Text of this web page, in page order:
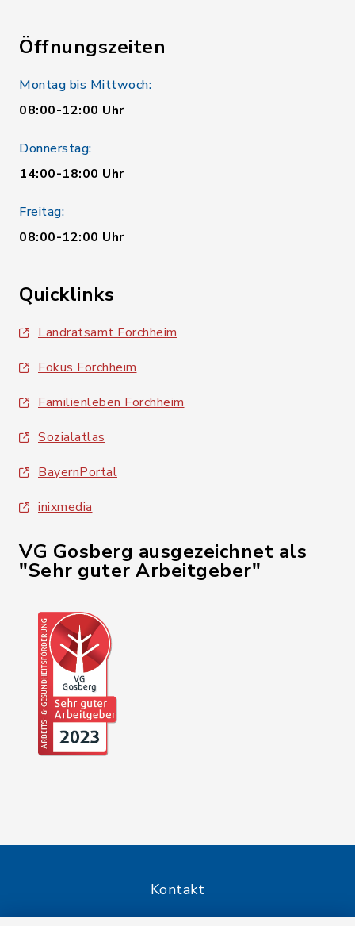
Öffnungszeiten
Montag bis Mittwoch:
08:00-12:00 Uhr
Donnerstag:
14:00-18:00 Uhr
Freitag:
08:00-12:00 Uhr
Quicklinks
Landratsamt Forchheim
Fokus Forchheim
Familienleben Forchheim
Sozialatlas
BayernPortal
inixmedia
VG Gosberg ausgezeichnet als
"Sehr guter Arbeitgeber"
Kontakt